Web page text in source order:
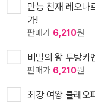
만능 천재 레오나
가!
판매가 6,210원
비밀의 왕 투탕카
판매가 6,210원
최강 여왕 클레오